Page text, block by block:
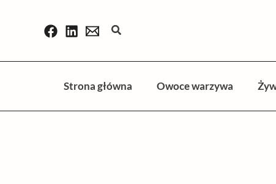
Szukaj
Strona główna Owoce warzywa